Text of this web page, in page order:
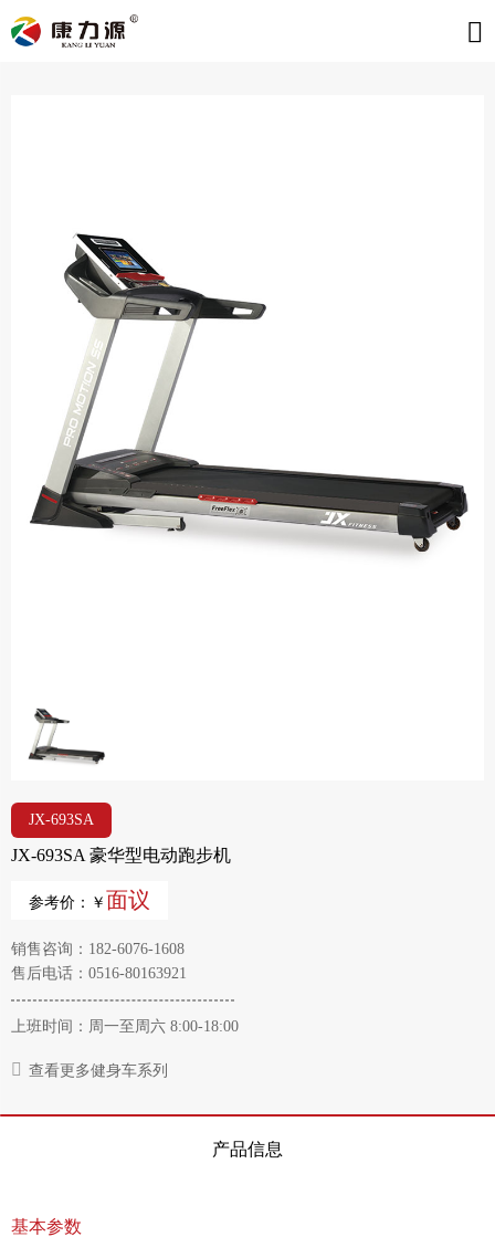
JX-693SA
JX-693SA 豪华型电动跑步机
参考价：￥ 面议
销售咨询：182-6076-1608
售后电话：0516-80163921
上班时间：周一至周六 8:00-18:00
查看更多健身车系列
产品信息
基本参数